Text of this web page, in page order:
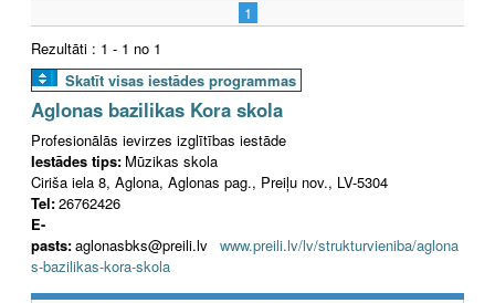
1
Rezultāti : 1 - 1 no 1
Skatīt visas iestādes programmas
Aglonas bazilikas Kora skola
Profesionālās ievirzes izglītības iestāde
Iestādes tips: Mūzikas skola
Ciriša iela 8, Aglona, Aglonas pag., Preiļu nov., LV-5304
Tel:26762426
E-
pasts:aglonasbks@preili.lv www.preili.lv/lv/strukturvieniba/aglona
s-bazilikas-kora-skola